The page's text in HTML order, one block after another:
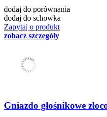
dodaj do porównania
dodaj do schowka
Zapytaj o produkt
zobacz szczegóły
Gniazdo głośnikowe